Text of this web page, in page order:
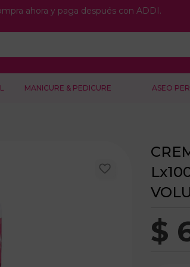
ahora y paga después con ADDI.
MANICURE & PEDICURE ASEO
$